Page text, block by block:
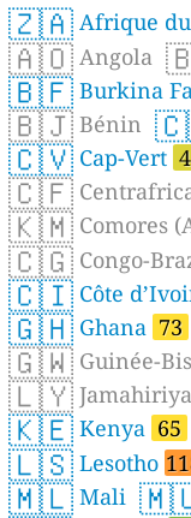
🇿🇦 Afrique
🇦🇴 Angola
🇧🇫 Burkina
🇧🇯 Bénin
🇨🇻 Cap-Vert
🇨🇫
🇰🇲 Comores
🇨🇬 Congo-
🇨🇮 Côte
🇬🇭 Ghana 73
🇬🇼 Guinée-
🇱🇾
🇰🇪 Kenya 65
🇱🇸 Lesotho
🇲🇱 Mali